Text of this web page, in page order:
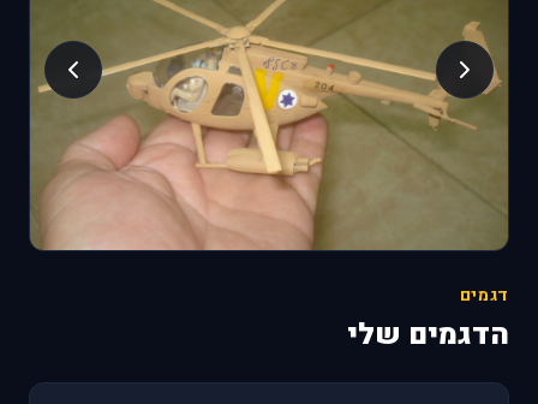
דגמים
הדגמים שלי